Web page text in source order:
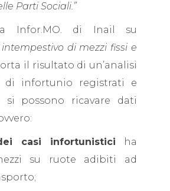
Parti Sociali.”
Infor.MO. di Inail su
intempestivo di mezzi fissi e
il risultato di un’analisi
di infortunio registrati e
si possono ricavare dati
casi infortunistici ha
su ruote adibiti ad